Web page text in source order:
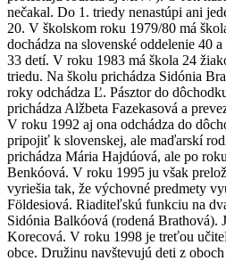
nečakal. Do 1. triedy nenastúpi ani
20. V školskom roku 1979/80 má
dochádza na slovenské oddelenie 40
33 detí. V roku 1983 má škola 24
triedu. Na školu prichádza Sidónia
roky odchádza Ľ. Pásztor do
prichádza Alžbeta Fazekasová a
V roku 1992 aj ona odchádza do
pripojiť k slovenskej, ale maďarskí
prichádza Mária Hajdúová, ale po
Benkóová. V roku 1995 ju však
vyriešia tak, že výchovné predmety
Földesiová. Riaditeľskú funkciu na
Sidónia Balkóová (rodená Brathová).
Korecová. V roku 1998 je treťou
obce. Družinu navštevujú deti z